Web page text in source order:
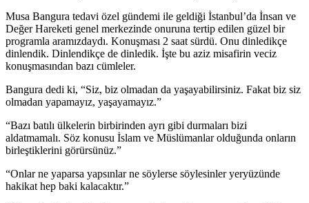
Musa Bangura tedavi özel gündemi ile geldiği İstanbul’da İnsan ve
Değer Hareketi genel merkezinde onuruna tertip edilen güzel bir
programla aramızdaydı. Konuşması 2 saat sürdü. Onu dinledikçe
dinlendik. Dinlendikçe de dinledik. İşte bu aziz misafirin veciz
konuşmasından bazı cümleler.
Bangura dedi ki, “Siz, biz olmadan da yaşayabilirsiniz. Fakat biz siz
olmadan yapamayız, yaşayamayız.”
“Bazı batılı ülkelerin birbirinden ayrı gibi durmaları bizi
aldatmamalı. Söz konusu İslam ve Müslümanlar olduğunda onların
birleştiklerini görürsünüz.”
“Onlar ne yaparsa yapsınlar ne söylerse söylesinler yeryüzünde
hakikat hep baki kalacaktır.”